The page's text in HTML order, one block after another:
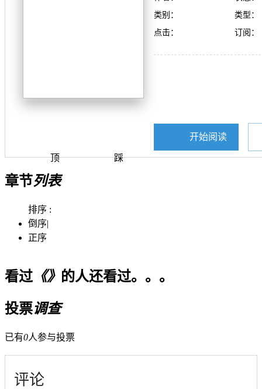
顶 踩
类别：
类型：
点击：
订阅：
开始阅读
章节列表
排序 :
倒序|
正序
看过《》 的人还看过。。。
投票调查
已有0人参与投票
评论